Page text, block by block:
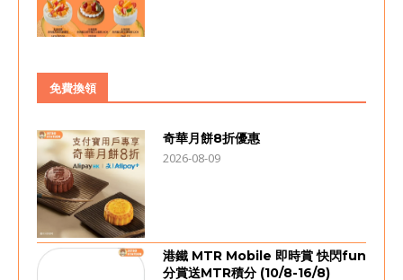
免費換領
奇華月餅8折優惠
2026-08-09
港鐵 MTR Mobile 即時賞 快閃fun
分賞送MTR積分 (10/8-16/8)